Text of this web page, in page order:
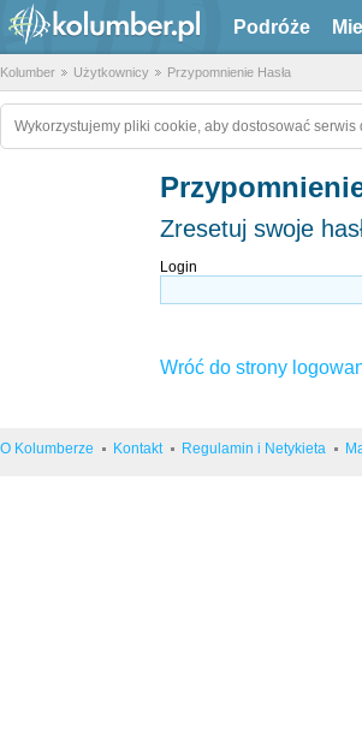
Podróże
Kolumber Użytkownicy Przypomnienie Hasła
Wykorzystujemy pliki cookie, aby dostosować
Zresetuj swoje
Login
Wróć do strony
O Kolumberze Kontakt Regulamin i Netykieta